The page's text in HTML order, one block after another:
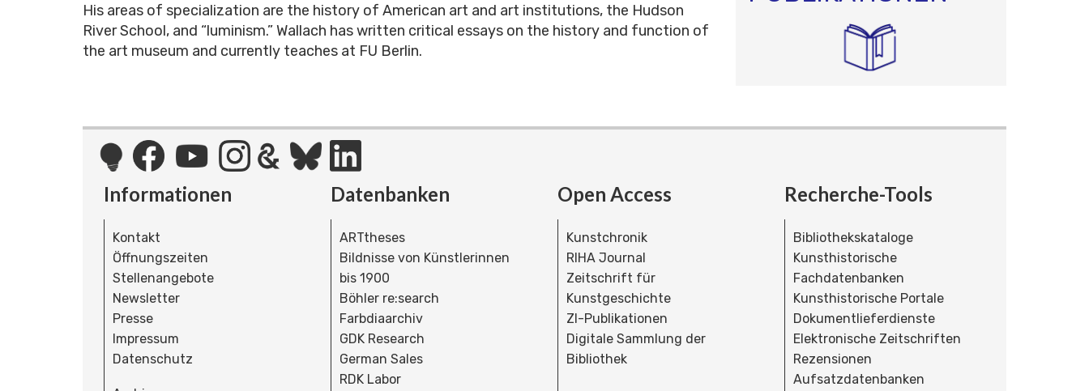
His areas of specialization are the history of American art and art institutions, the Hudson
River School, and “luminism.” Wallach has written critical essays on the history and function of
the art museum and currently teaches at FU Berlin.
Informationen
Kontakt
Öffnungszeiten
Stellenangebote
Newsletter
Presse
Impressum
Datenschutz
Datenbanken
ARTtheses
Bildnisse von Künstlerinnen
bis 1900
Böhler re:search
Farbdiaarchiv
GDK Research
German Sales
RDK Labor
Open Access
Kunstchronik
RIHA Journal
Zeitschrift für
Kunstgeschichte
ZI-Publikationen
Digitale Sammlung der
Bibliothek
Recherche-Tools
Bibliothekskataloge
Kunsthistorische
Fachdatenbanken
Kunsthistorische Portale
Dokumentlieferdienste
Elektronische Zeitschriften
Rezensionen
Aufsatzdatenbanken